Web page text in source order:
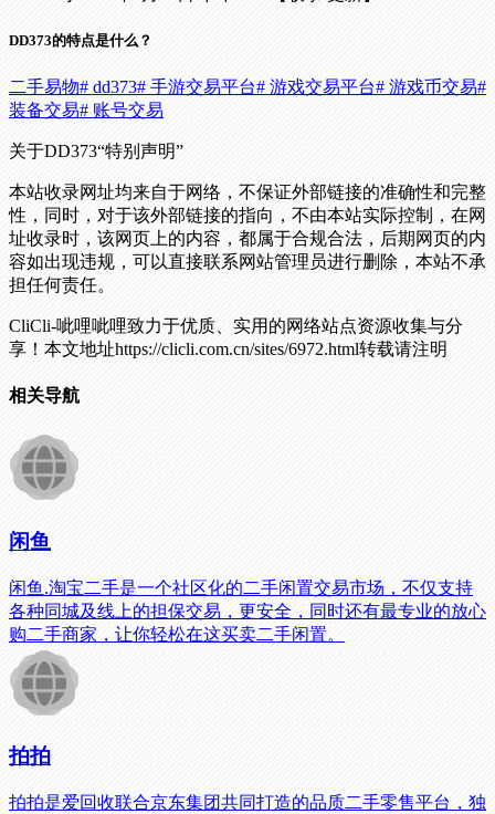
DD373的特点是什么？
二手易物# dd373# 手游交易平台# 游戏交易平台# 游戏币交易#
装备交易# 账号交易
关于DD373“特别声明”
本站收录网址均来自于网络，不保证外部链接的准确性和完整
性，同时，对于该外部链接的指向，不由本站实际控制，在网
址收录时，该网页上的内容，都属于合规合法，后期网页的内
容如出现违规，可以直接联系网站管理员进行删除，本站不承
担任何责任。
CliCli-呲哩呲哩致力于优质、实用的网络站点资源收集与分
享！ 本文地址https://clicli.com.cn/sites/6972.html转载请注明
相关导航
闲鱼
闲鱼.淘宝二手是一个社区化的二手闲置交易市场，不仅支持
各种同城及线上的担保交易，更安全，同时还有最专业的放心
购二手商家，让你轻松在这买卖二手闲置。
拍拍
拍拍是爱回收联合京东集团共同打造的品质二手零售平台，独